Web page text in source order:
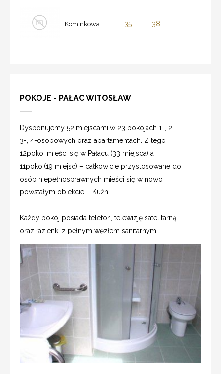
Kominkowa 35 38 ---
POKOJE - PAŁAC WITOSŁAW
Dysponujemy 52 miejscami w 23 pokojach 1-, 2-,
3-, 4-osobowych oraz apartamentach. Z tego
12pokoi mieści się w Pałacu (33 miejsca) a
11pokoi(19 miejsc) – całkowicie przystosowane do
osób niepełnosprawnych mieści się w nowo
powstałym obiekcie – Kuźni.
Każdy pokój posiada telefon, telewizję satelitarną
oraz łazienki z pełnym węzłem sanitarnym.